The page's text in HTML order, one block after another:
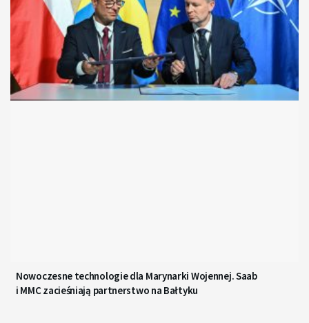
Nowoczesne technologie dla Marynarki Wojennej. Saab
i MMC zacieśniają partnerstwo na Bałtyku